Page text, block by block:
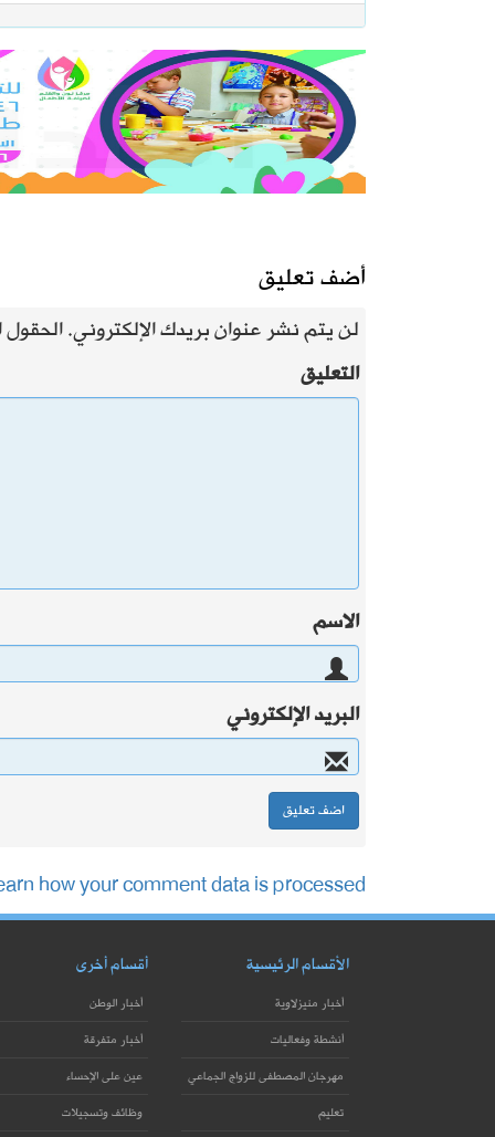
أضف تعليق
لن يتم نشر عنوان بريدك الإلكتروني.الحقول
التعليق
الاسم
البريد الإلكتروني
how your comment data is processed.
الأقسام الرئيسية
أخبار منيزلاوية
أنشطة وفعاليات
مهرجان المصطفى للزواج الجماعي
تعليم
أقسام أخرى
أخبار الوطن
أخبار متفرقة
عين على الإحساء
وظائف وتسجيلات